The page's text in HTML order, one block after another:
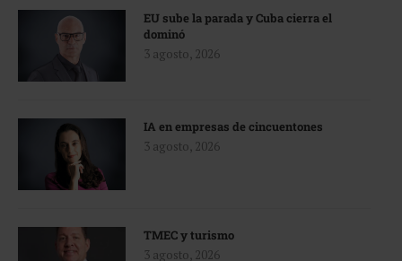
EU sube la parada y Cuba cierra el
dominó
3 agosto, 2026
IA en empresas de cincuentones
3 agosto, 2026
TMEC y turismo
3 agosto, 2026